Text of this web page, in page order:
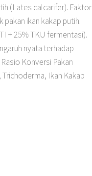
(Lates calcarifer). Faktor
ikan kakap putih.
+ 25% TKU fermentasi).
nyata terhadap
Konversi Pakan
Ikan Kakap